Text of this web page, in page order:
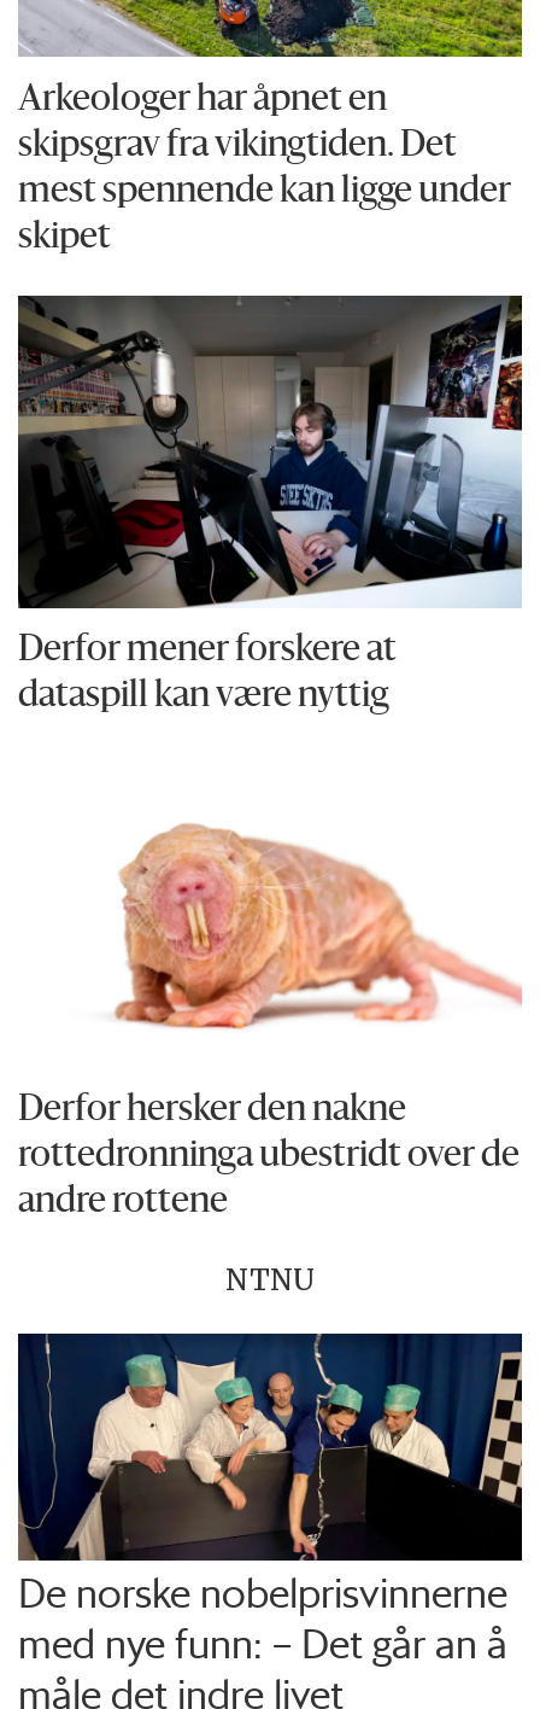
Arkeologer har åpnet en
skipsgrav fra vikingtiden. Det
mest spennende kan ligge under
skipet
Derfor mener forskere at
dataspill kan være nyttig
Derfor hersker den nakne
rottedronninga ubestridt over de
andre rottene
NTNU
De norske nobelprisvinnerne
med nye funn: – Det går an å
måle det indre livet